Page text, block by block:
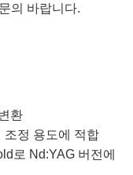
의 바랍니다.
환
조정 용도에 적합
로 Nd:YAG 버전에